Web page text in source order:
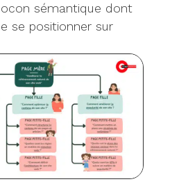
sémantique dont
se positionner sur